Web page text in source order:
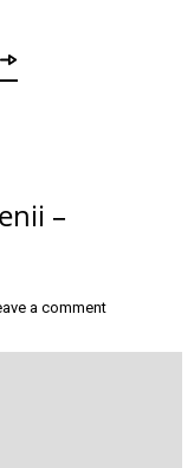
–
a comment